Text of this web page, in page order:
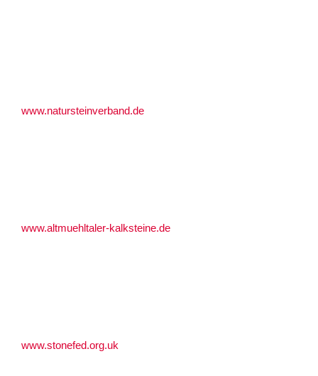
www.natursteinverband.de
www.altmuehltaler-kalksteine.de
www.stonefed.org.uk